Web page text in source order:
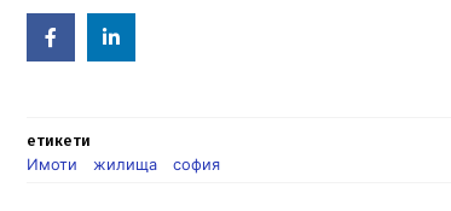
Facebook
in
етикети
Имоти
жилища софия